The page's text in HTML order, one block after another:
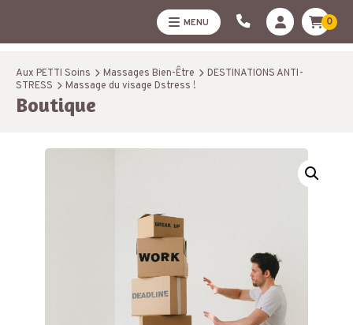
MENU 0
Aux PETTI Soins Massages Bien-Être
DESTINATIONS ANTI-
STRESS
Massage du visage Dstress !
Boutique